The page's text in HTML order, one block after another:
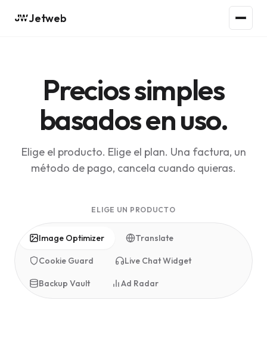
Jetweb
Precios simples
basados en uso.
Elige el producto. Elige el plan. Una factura, un
método de pago, cancela cuando quieras.
ELIGE UN PRODUCTO
Image Optimizer Translate
Cookie Guard Live Chat Widget
Backup Vault Ad Radar